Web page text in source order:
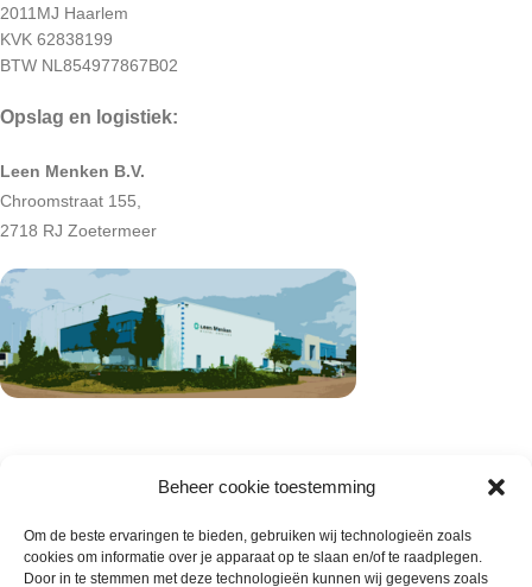
Beheer cookie toestemming
Om de beste ervaringen te bieden, gebruiken wij technologieën zoals
cookies om informatie over je apparaat op te slaan en/of te raadplegen.
Door in te stemmen met deze technologieën kunnen wij gegevens zoals
2011MJ Haarlem
KVK 62838199
BTW NL854977867B02
Opslag en logistiek:
Leen Menken B.V.
Chroomstraat 155,
2718 RJ Zoetermeer